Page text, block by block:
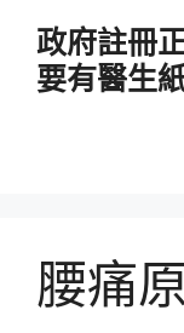
政府註冊
要有醫生
腰痛